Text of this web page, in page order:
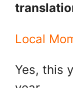
Local
Yes, this